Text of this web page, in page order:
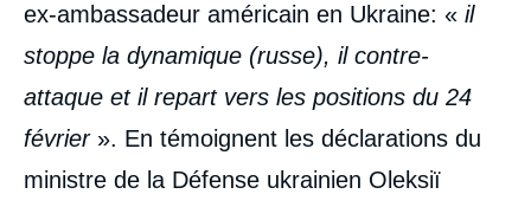
ex-ambassadeur américain en Ukraine: « il
stoppe la dynamique (russe), il contre-
attaque et il repart vers les positions du 24
février». En témoignent les déclarations du
ministre de la Défense ukrainien Oleksiï